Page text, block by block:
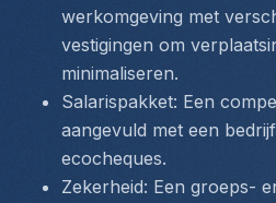
werkomgeving met
vestigingen om
minimaliseren.
Salarispakket: Een
aangevuld met een
ecocheques.
Zekerheid: Een groeps-